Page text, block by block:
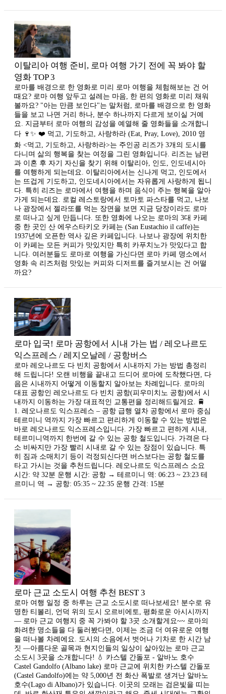
이탈리아 여행 준비, 로마 여행 가기 전에 꼭 봐야 할
영화 TOP 3
로마를 배경으로 한 영화로 미리 로마 여행을 체험해보는 건 어
때요? 로마 여행 앞두고 설레는 마음, 한 편의 영화로 미리 채워
볼까요? "아는 만큼 보인다"는 말처럼, 로마를 배경으로 한 영화
들을 보고 나면 거리 하나, 분수 하나까지 다르게 보이실 거예
요. 지금부터 로마 여행의 감성을 예열해 줄 영화들을 소개합니
다 🍷✨ ❤️ 먹고, 기도하고, 사랑하라 (Eat, Pray, Love), 2010 영
화 <먹고, 기도하고, 사랑하라>는 주인공 리즈가 3개의 도시를
다니며 삶의 행복을 찾는 여정을 그린 영화입니다. 리즈는 남편
과 이혼 후 자기 자신을 찾기 위해 이탈리아, 인도, 인도네시아
를 여행하게 되는데요. 이탈리아에서는 신나게 먹고, 인도에서
는 뜨겁게 기도하고, 인도네시아에서는 자유롭게 사랑하게 됩니
다. 특히 리즈는 로마에서 여행을 하며 음식이 주는 행복을 알아
가게 되는데요. 로컬 레스토랑에서 토마토 파스타를 먹고, 나보
나 광장에서 젤라또를 먹는 장면을 보면 지금 당장이라도 로마
로 떠나고 싶게 만듭니다. 또한 영화에 나오는 로마의 3대 카페
중 한 곳인 산 에우스타키오 카페는 (San Eustachio il caffe)는
1937년에 오픈한 역사 깊은 카페입니다. 나보나 광장에 위치한
이 카페는 모든 커피가 맛있지만 특히 카푸치노가 맛있다고 합
니다. 여러분들도 로마로 여행을 가신다면 로마 카페 명소에서
영화 속 리즈처럼 맛있는 커피와 디저트를 즐겨보시는 건 어떨
까요?
로마 입국! 로마 공항에서 시내 가는 법 / 레오나르도
익스프레스 / 레지오날레 / 공항버스
로마 레오나르도 다 빈치 공항에서 시내까지 가는 방법 총정리
해 드립니다! 오랜 비행을 끝내고 드디어 로마에 도착했다면, 다
음은 시내까지 어떻게 이동할지 알아보는 차례입니다. 로마의
대표 공항인 레오나르도 다 빈치 공항(피우미치노 공항)에서 시
내까지 이동하는 가장 대표적인 교통편을 정리해드릴게요. 🚆
1. 레오나르도 익스프레스 – 공항 급행 열차 공항에서 로마 중심
테르미니 역까지 가장 빠르고 편리하게 이동할 수 있는 방법은
바로 레오나르도 익스프레스입니다. 가장 빠르고 편하게 시내,
테르미니역까지 한번에 갈 수 있는 공항 철도입니다. 가격은 다
소 비싸지만 가장 빨리 시내로 갈 수 있는 장점이 있습니다. 특
히 짐과 소매치기 등이 걱정되신다면 버스보다는 공항 철도를
타고 가시는 것을 추천드립니다. 레오나르도 익스프레스 소요
시간: 약 32분 운행 시간: 공항 → 테르미니 역: 06:23 ~ 23:23 테
르미니 역 → 공항: 05:35 ~ 22:35 운행 간격: 15분
로마 근교 소도시 여행 추천 BEST 3
로마 여행 일정 중 하루는 근교 소도시로 떠나보세요! 분수로 유
명한 티볼리, 언덕 위의 도시 오르비에토, 평화로운 아시시까지
— 로마 근교 여행지 중 꼭 가봐야 할 3곳 소개할게요~~ 로마의
화려한 명소들을 다 둘러봤다면, 이제는 조금 더 여유로운 여행
을 떠나볼 차례에요. 도시의 소음에서 벗어나 기차로 한 시간 남
짓 —아름다운 골목과 현지인들의 일상이 살아있는 로마 근교
소도시 3곳을 소개합니다! 💧 카스텔 간돌포 - 알바노 호수
Castel Gandolfo (Albano lake) 로마 근교에 위치한 카스텔 간돌포
(Castel Gandolfo)에는 약 5,000년 전 화산 폭발로 생겨난 알바노
호수(Lago di Albano)가 있습니다. 이곳의 모래는 검은빛을 띠는